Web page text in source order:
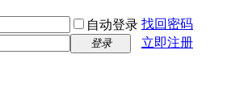
自动登录 找回密码
登录 立即注册